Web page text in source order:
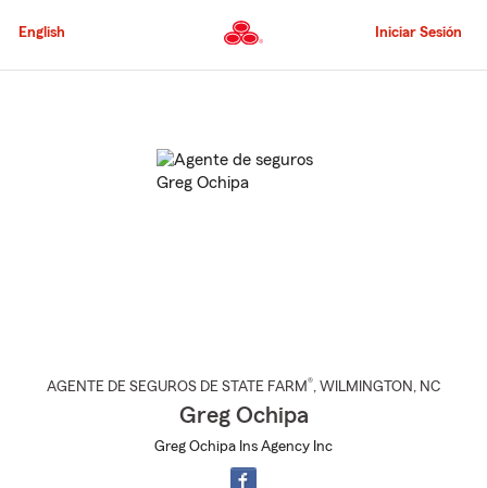
al
principal
English Iniciar Sesión
AGENTE DE SEGUROS DE STATE FARM®, WILMINGTON , NC
Greg Ochipa
Greg Ochipa Ins Agency Inc